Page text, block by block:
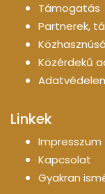
Támogatás
Partnerek,
Közérdekű
Linkek
Impresszum
Kapcsolat
Gyakran